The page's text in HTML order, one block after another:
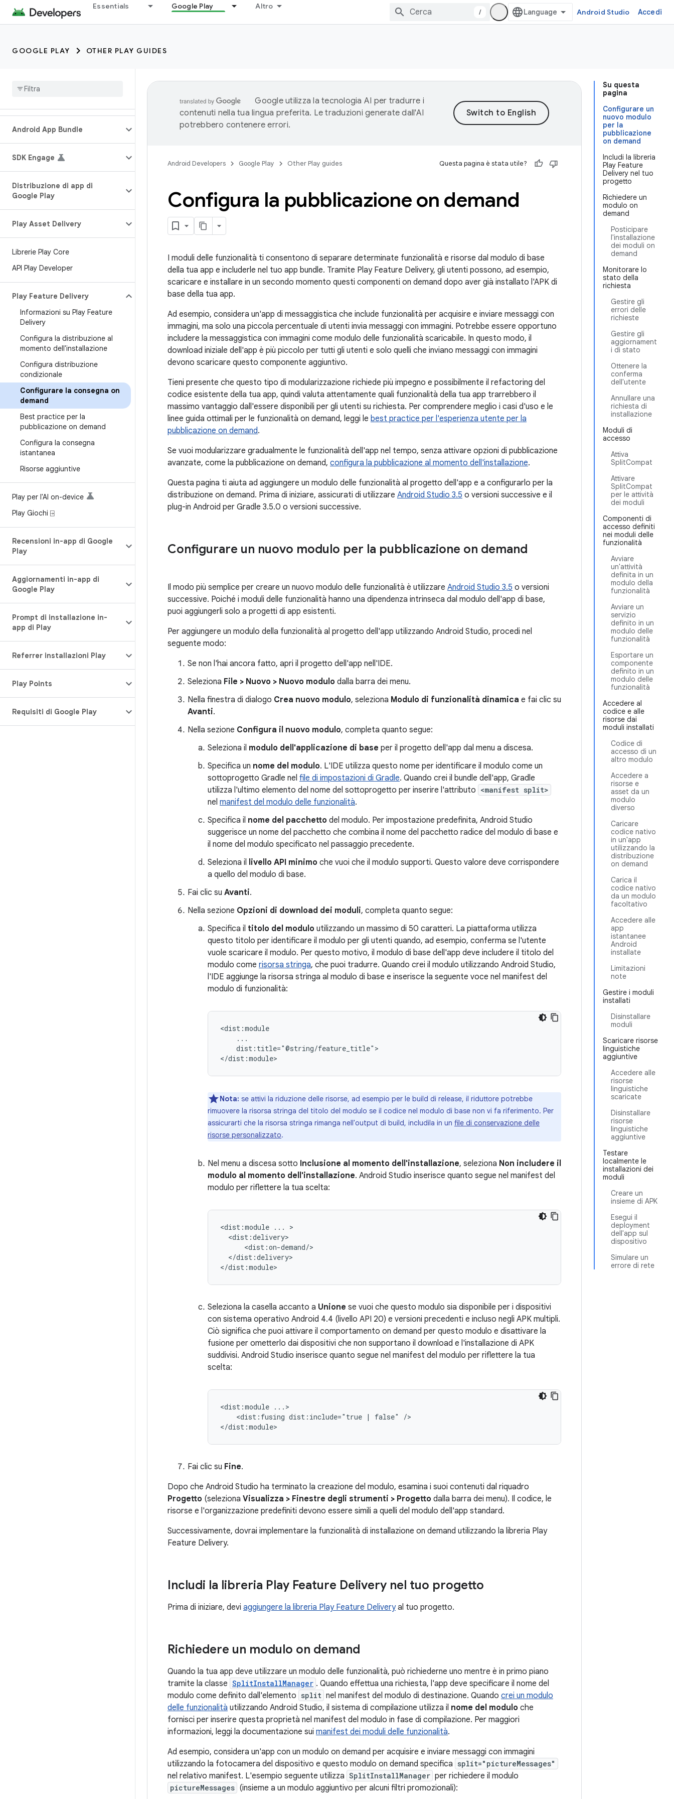
Essentials Google Play Altro
/ Android Studio Accedi
GOOGLE PLAY OTHER PLAY GUIDES
Android App Bundle
SDK Engage
Distribuzione di app di
Google Play
Play Asset Delivery
Librerie Play Core
API Play Developer
Play Feature Delivery
Informazioni su Play Feature
Delivery
Configura la distribuzione al
momento dell'installazione
Configura distribuzione
condizionale
Configurare la consegna on
demand
Best practice per la
pubblicazione on demand
Configura la consegna
istantanea
Risorse aggiuntive
Play per l'AI on-device
Play Giochi ⍈
Recensioni in-app di Google
Play
Aggiornamenti in-app di
Google Play
Prompt di installazione in-
app di Play
Referrer installazioni Play
Play Points
Requisiti di Google Play
Su questa
pagina
Configurare un
nuovo modulo
per la
pubblicazione
on demand
Includi la libreria
Play Feature
Delivery nel tuo
progetto
Richiedere un
modulo on
demand
Posticipare
l'installazione
dei moduli on
demand
Monitorare lo
stato della
richiesta
Gestire gli
errori delle
richieste
Gestire gli
aggiornament
i di stato
Ottenere la
conferma
dell'utente
Annullare una
richiesta di
installazione
Moduli di
accesso
Attiva
SplitCompat
Attivare
SplitCompat
per le attività
dei moduli
Componenti di
accesso definiti
nei moduli delle
funzionalità
Avviare
un'attività
definita in un
modulo della
funzionalità
Avviare un
servizio
definito in un
modulo delle
funzionalità
Esportare un
componente
definito in un
modulo delle
funzionalità
Accedere al
codice e alle
risorse dai
moduli installati
Codice di
accesso di un
altro modulo
Accedere a
risorse e
asset da un
modulo
diverso
Caricare
codice nativo
in un'app
utilizzando la
distribuzione
on demand
Carica il
codice nativo
da un modulo
facoltativo
Accedere alle
app
istantanee
Android
installate
Limitazioni
note
Gestire i moduli
installati
Disinstallare
moduli
Scaricare risorse
linguistiche
aggiuntive
Accedere alle
risorse
linguistiche
scaricate
Disinstallare
risorse
linguistiche
aggiuntive
Testare
localmente le
installazioni dei
moduli
Creare un
insieme di APK
Esegui il
deployment
dell'app sul
dispositivo
Simulare un
errore di rete
Google utilizza la tecnologia AI per tradurre i
contenuti nella tua lingua preferita. Le traduzioni generate dall'AI
potrebbero contenere errori.
Android Developers Google Play Other Play guides Questa pagina è stata utile?
Configura la pubblicazione on demand
I moduli delle funzionalità ti consentono di separare determinate funzionalità e risorse dal modulo di base
della tua app e includerle nel tuo app bundle. Tramite Play Feature Delivery, gli utenti possono, ad esempio,
scaricare e installare in un secondo momento questi componenti on demand dopo aver già installato l'APK di
base della tua app.
Ad esempio, considera un'app di messaggistica che include funzionalità per acquisire e inviare messaggi con
immagini, ma solo una piccola percentuale di utenti invia messaggi con immagini. Potrebbe essere opportuno
includere la messaggistica con immagini come modulo delle funzionalità scaricabile. In questo modo, il
download iniziale dell'app è più piccolo per tutti gli utenti e solo quelli che inviano messaggi con immagini
devono scaricare questo componente aggiuntivo.
Tieni presente che questo tipo di modularizzazione richiede più impegno e possibilmente il refactoring del
codice esistente della tua app, quindi valuta attentamente quali funzionalità della tua app trarrebbero il
massimo vantaggio dall'essere disponibili per gli utenti su richiesta. Per comprendere meglio i casi d'uso e le
linee guida ottimali per le funzionalità on demand, leggi le best practice per l'esperienza utente per la
pubblicazione on demand.
Se vuoi modularizzare gradualmente le funzionalità dell'app nel tempo, senza attivare opzioni di pubblicazione
avanzate, come la pubblicazione on demand, configura la pubblicazione al momento dell'installazione.
Questa pagina ti aiuta ad aggiungere un modulo delle funzionalità al progetto dell'app e a configurarlo per la
distribuzione on demand. Prima di iniziare, assicurati di utilizzare Android Studio 3.5 o versioni successive e il
plug-in Android per Gradle 3.5.0 o versioni successive.
Configurare un nuovo modulo per la pubblicazione on demand
Il modo più semplice per creare un nuovo modulo delle funzionalità è utilizzare Android Studio 3.5 o versioni
successive. Poiché i moduli delle funzionalità hanno una dipendenza intrinseca dal modulo dell'app di base,
puoi aggiungerli solo a progetti di app esistenti.
Per aggiungere un modulo della funzionalità al progetto dell'app utilizzando Android Studio, procedi nel
seguente modo:
Se non l'hai ancora fatto, apri il progetto dell'app nell'IDE.
Seleziona File > Nuovo > Nuovo modulo dalla barra dei menu.
Nella finestra di dialogo Crea nuovo modulo, seleziona Modulo di funzionalità dinamica e fai clic su
Avanti.
Nella sezione Configura il nuovo modulo, completa quanto segue:
Seleziona il modulo dell'applicazione di base per il progetto dell'app dal menu a discesa.
Specifica un nome del modulo. L'IDE utilizza questo nome per identificare il modulo come un
sottoprogetto Gradle nel file di impostazioni di Gradle. Quando crei il bundle dell'app, Gradle
utilizza l'ultimo elemento del nome del sottoprogetto per inserire l'attributo <manifest split>
nel manifest del modulo delle funzionalità.
Specifica il nome del pacchetto del modulo. Per impostazione predefinita, Android Studio
suggerisce un nome del pacchetto che combina il nome del pacchetto radice del modulo di base e
il nome del modulo specificato nel passaggio precedente.
Seleziona il livello API minimo che vuoi che il modulo supporti. Questo valore deve corrispondere
a quello del modulo di base.
Fai clic su Avanti.
Nella sezione Opzioni di download dei moduli, completa quanto segue:
Specifica il titolo del modulo utilizzando un massimo di 50 caratteri. La piattaforma utilizza
questo titolo per identificare il modulo per gli utenti quando, ad esempio, conferma se l'utente
vuole scaricare il modulo. Per questo motivo, il modulo di base dell'app deve includere il titolo del
modulo come risorsa stringa, che puoi tradurre. Quando crei il modulo utilizzando Android Studio,
l'IDE aggiunge la risorsa stringa al modulo di base e inserisce la seguente voce nel manifest del
modulo di funzionalità:
dist:title="@string/feature_title">
Nota: se attivi la riduzione delle risorse, ad esempio per le build di release, il riduttore potrebbe
rimuovere la risorsa stringa del titolo del modulo se il codice nel modulo di base non vi fa riferimento. Per
assicurarti che la risorsa stringa rimanga nell'output di build, includila in un file di conservazione delle
risorse personalizzato.
Nel menu a discesa sotto Inclusione al momento dell'installazione, seleziona Non includere il
modulo al momento dell'installazione. Android Studio inserisce quanto segue nel manifest del
modulo per riflettere la tua scelta:
<dist:module ...
</dist:delivery>
Seleziona la casella accanto a Unione se vuoi che questo modulo sia disponibile per i dispositivi
con sistema operativo Android 4.4 (livello API 20) e versioni precedenti e incluso negli APK multipli.
Ciò significa che puoi attivare il comportamento on demand per questo modulo e disattivare la
fusione per ometterlo dai dispositivi che non supportano il download e l'installazione di APK
suddivisi. Android Studio inserisce quanto segue nel manifest del modulo per riflettere la tua
scelta:
<dist:module
<dist:fusing dist:include="true | false"
/>
Fai clic su Fine.
Dopo che Android Studio ha terminato la creazione del modulo, esamina i suoi contenuti dal riquadro
Progetto (seleziona Visualizza > Finestre degli strumenti > Progetto dalla barra dei menu). Il codice, le
risorse e l'organizzazione predefiniti devono essere simili a quelli del modulo dell'app standard.
Successivamente, dovrai implementare la funzionalità di installazione on demand utilizzando la libreria Play
Feature Delivery.
Includi la libreria Play Feature Delivery nel tuo progetto
Prima di iniziare, devi aggiungere la libreria Play Feature Deliveryal tuo progetto.
Richiedere un modulo on demand
Quando la tua app deve utilizzare un modulo delle funzionalità, può richiederne uno mentre è in primo piano
tramite la classe SplitInstallManager . Quando effettua una richiesta, l'app deve specificare il nome del
modulo come definito dall'elemento split nel manifest del modulo di destinazione. Quando crei un modulo
delle funzionalità utilizzando Android Studio, il sistema di compilazione utilizza il nome del modulo che
fornisci per inserire questa proprietà nel manifest del modulo in fase di compilazione. Per maggiori
informazioni, leggi la documentazione sui manifest dei moduli delle funzionalità.
Ad esempio, considera un'app con un modulo on demand per acquisire e inviare messaggi con immagini
utilizzando la fotocamera del dispositivo e questo modulo on demand specifica split="pictureMessages"
nel relativo manifest. L'esempio seguente utilizza SplitInstallManager per richiedere il modulo
pictureMessages (insieme a un modulo aggiuntivo per alcuni filtri promozionali):